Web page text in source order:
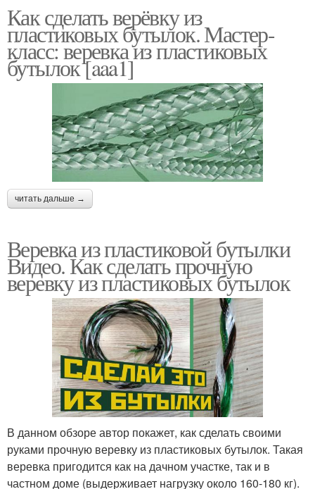
Как сделать верёвку из
пластиковых бутылок. Мастер-
класс: веревка из пластиковых
бутылок [aaa1]
читать дальше →
Веревка из пластиковой бутылки
Видео. Как сделать прочную
веревку из пластиковых бутылок
В данном обзоре автор покажет, как сделать своими
руками прочную веревку из пластиковых бутылок. Такая
веревка пригодится как на дачном участке, так и в
частном доме (выдерживает нагрузку около 160-180 кг).